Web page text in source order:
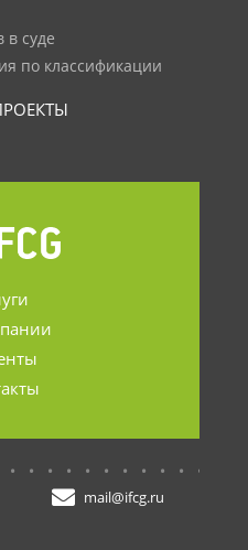
в суде
по классификации
mail@ifcg.ru